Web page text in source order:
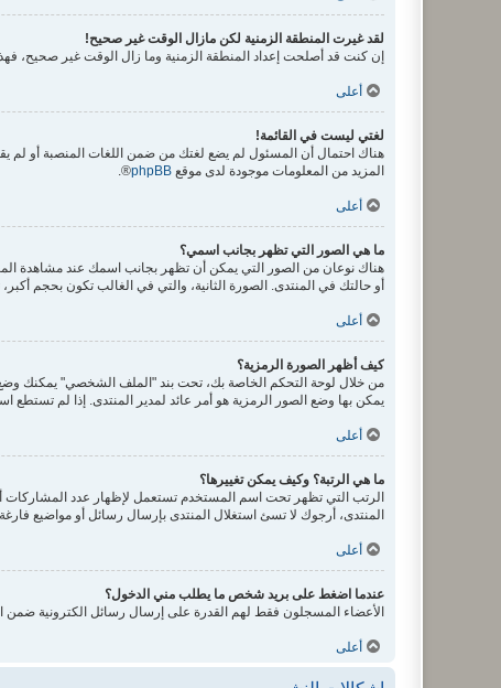
لقد غيرت المنطقة الزمنية لكن مازال الوقت غير صحيح!
إن كنت قد أصلحت إعداد المنطقة الزمنية وما زال الوقت غير صحيح،
أعلى
لغتي ليست في القائمة!
هناك احتمال أن المسئول لم يضع لغتك من ضمن اللغات المنصبة أو لم
المزيد من المعلومات موجودة لدى موقع phpBB
®.
أعلى
ما هي الصور التي تظهر بجانب اسمي؟
هناك نوعان من الصور التي يمكن أن تظهر بجانب اسمك عند مشاهدة
أو حالتك في المنتدى. الصورة الثانية، والتي في الغالب تكون بحجم
أعلى
كيف أظهر الصورة الرمزية؟
يمكن بها وضع الصور الرمزية هو أمر عائد لمدير المنتدى. إذا لم تستطع
أعلى
ما هي الرتبة؟ وكيف يمكن تغييرها؟
الرتب التي تظهر تحت اسم المستخدم تستعمل لإظهار عدد المشاركات
المنتدى، أرجوك لا تسئ استغلال المنتدى بإرسال رسائل أو مواضيع
أعلى
عندما اضغط على بريد شخص ما يطلب مني الدخول؟
الأعضاء المسجلون فقط لهم القدرة على إرسال رسائل الكترونية ضمن
أعلى